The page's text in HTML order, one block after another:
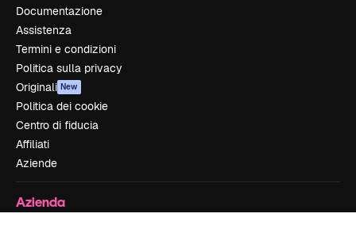
Documentazione
Assistenza
Termini e condizioni
Politica sulla privacy
Originali New
Politica dei cookie
Centro di fiducia
Affiliati
Aziende
Azienda